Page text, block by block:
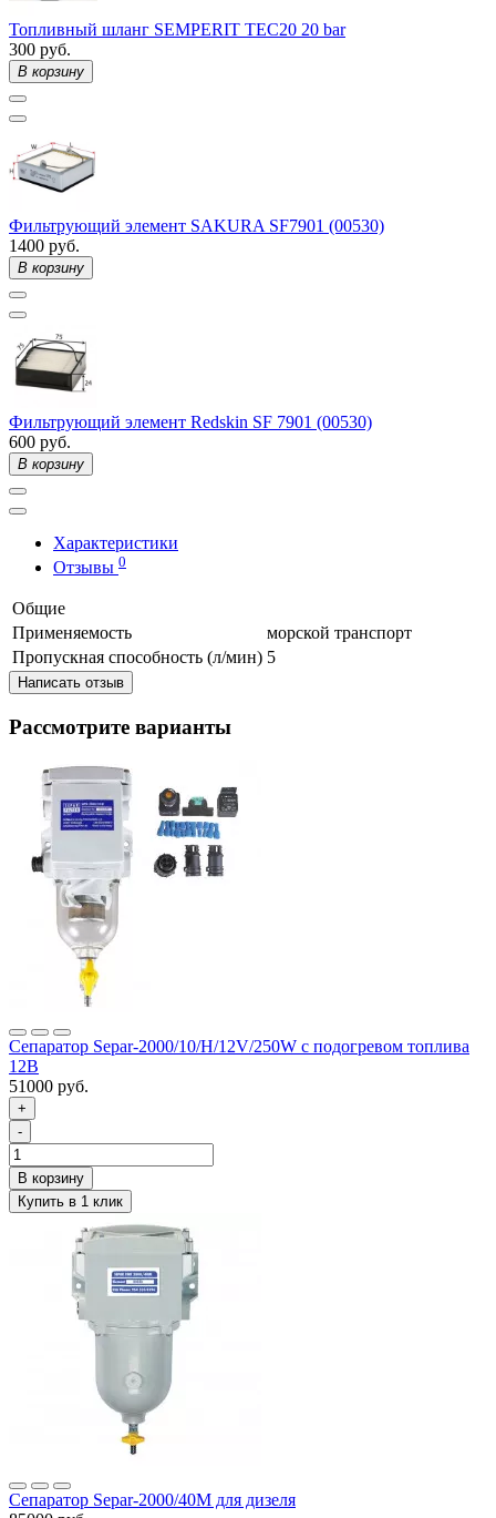
Топливный шланг SEMPERIT TEC20 20 bar
300 руб.
В корзину
Фильтрующий элемент SAKURA SF7901 (00530)
1400 руб.
В корзину
Фильтрующий элемент Redskin SF 7901 (00530)
600 руб.
В корзину
Характеристики
Отзывы 0
Общие
Применяемость
морской транспорт
Пропускная способность (л/мин) 5
Написать отзыв
Рассмотрите варианты
Сепаратор Separ-2000/10/H/12V/250W с подогревом топлива
12В
51000 руб.
+
-
Сепаратор Separ-2000/40М для дизеля